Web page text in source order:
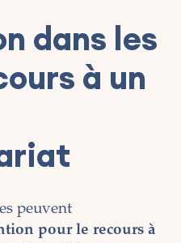
dans les
à un
peuvent
pour le recours à